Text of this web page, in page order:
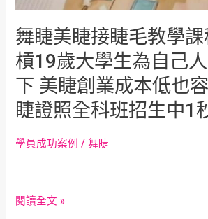
舞睫美睫接睫毛教學
槓19歲大學生為自己
下 美睫創業成本低也
睫證照全科班招生中1
學員成功案例 /舞睫
大
學
生
為
自
人
生
努
美
閱讀全文 »